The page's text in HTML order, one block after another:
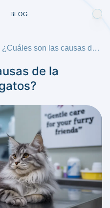
BLOG
¿Cuáles son las causas de la estenosis anal en gatos?
de la